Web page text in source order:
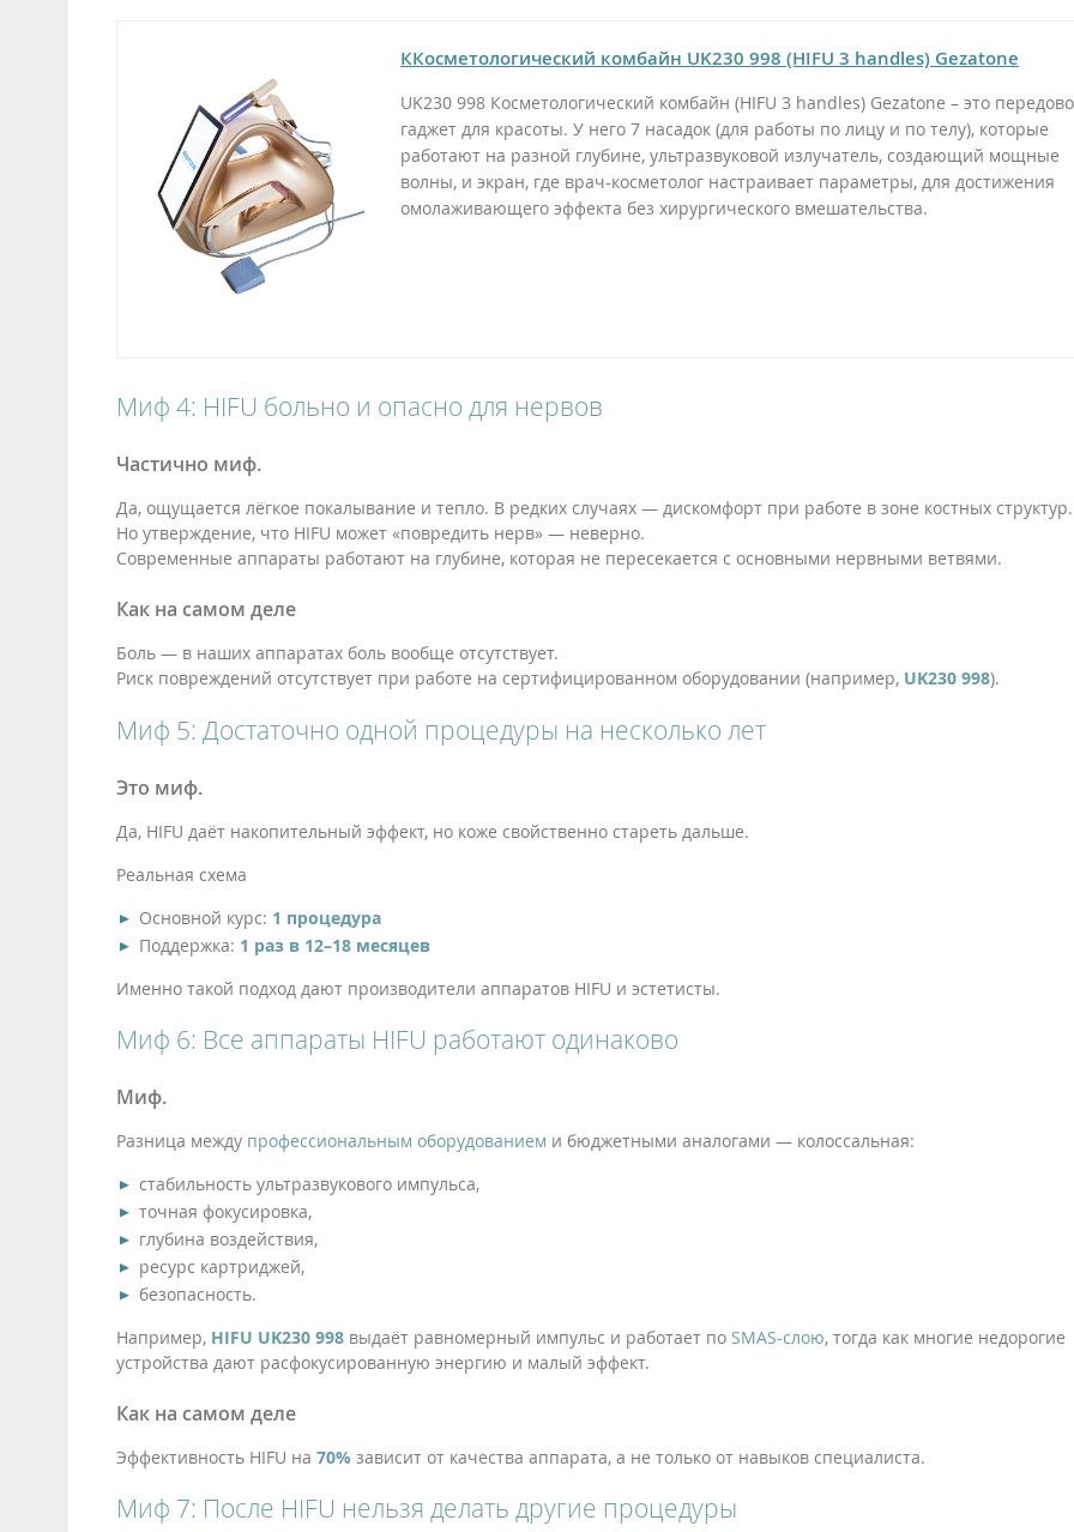
ККосметологический комбайн UK230 998 (HIFU 3 handles) Gezatone
UK230 998 Косметологический комбайн (HIFU 3 handles) Gezatone – это
гаджет для красоты. У него 7 насадок (для работы по лицу и по телу), которые
работают на разной глубине, ультразвуковой излучатель, создающий мощные
волны, и экран, где врач-косметолог настраивает параметры, для достижения
омолаживающего эффекта без хирургического вмешательства.
Миф 4: HIFU больно и опасно для нервов
Частично миф.
Да, ощущается лёгкое покалывание и тепло. В редких случаях — дискомфорт при работе в зоне костных структур.
Но утверждение, что HIFU может «повредить нерв» — неверно.
Современные аппараты работают на глубине, которая не пересекается с основными нервными ветвями.
Как на самом деле
Боль — в наших аппаратах боль вообще отсутствует.
Риск повреждений отсутствует при работе на сертифицированном оборудовании (например, UK230 998).
Миф 5: Достаточно одной процедуры на несколько лет
Это миф.
Да, HIFU даёт накопительный эффект, но коже свойственно стареть дальше.
Реальная схема
Основной курс: 1 процедура
Поддержка: 1 раз в 12–18 месяцев
Именно такой подход дают производители аппаратов HIFU и эстетисты.
Миф 6: Все аппараты HIFU работают одинаково
Миф.
Разница между профессиональным оборудованием и бюджетными аналогами — колоссальная:
стабильность ультразвукового импульса,
точная фокусировка,
глубина воздействия,
ресурс картриджей,
безопасность.
Например, HIFU UK230 998 выдаёт равномерный импульс и работает по SMAS-слою, тогда как многие недорогие
устройства дают расфокусированную энергию и малый эффект.
Как на самом деле
Эффективность HIFU на 70% зависит от качества аппарата, а не только от навыков специалиста.
Миф 7: После HIFU нельзя делать другие процедуры